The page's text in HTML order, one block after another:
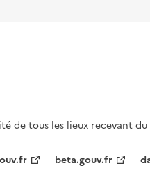
de tous les lieux recevant
beta.gouv.fr